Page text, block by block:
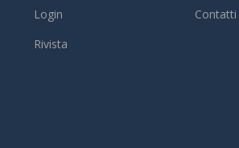
Login
Rivista
Contatti